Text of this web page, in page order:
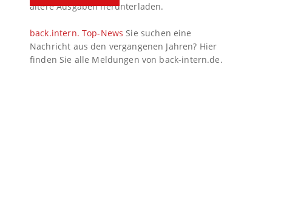
ältere Ausgaben herunterladen.
back.intern. Top-News Sie suchen eine
Nachricht aus den vergangenen Jahren? Hier
finden Sie alle Meldungen von back-intern.de.